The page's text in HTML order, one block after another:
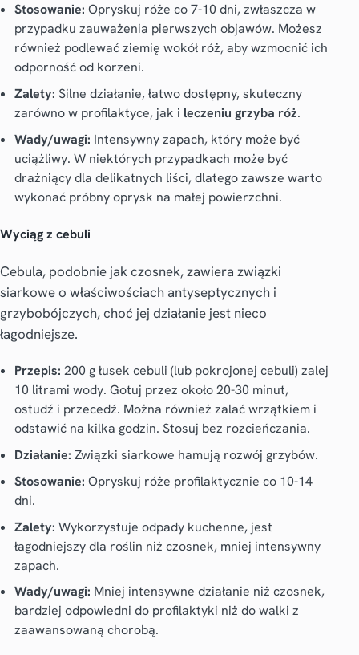
Stosowanie: Opryskuj róże co 7-10 dni, zwłaszcza w
przypadku zauważenia pierwszych objawów. Możesz
również podlewać ziemię wokół róż, aby wzmocnić ich
odporność od korzeni.
Zalety: Silne działanie, łatwo dostępny, skuteczny
zarówno w profilaktyce, jak i leczeniu grzyba róż.
Wady/uwagi: Intensywny zapach, który może być
uciążliwy. W niektórych przypadkach może być
drażniący dla delikatnych liści, dlatego zawsze warto
wykonać próbny oprysk na małej powierzchni.
Wyciąg z cebuli
Cebula, podobnie jak czosnek, zawiera związki
siarkowe o właściwościach antyseptycznych i
grzybobójczych, choć jej działanie jest nieco
łagodniejsze.
Przepis: 200 g łusek cebuli (lub pokrojonej cebuli) zalej
10 litrami wody. Gotuj przez około 20-30 minut,
ostudź i przecedź. Można również zalać wrzątkiem i
odstawić na kilka godzin. Stosuj bez rozcieńczania.
Działanie: Związki siarkowe hamują rozwój grzybów.
Stosowanie: Opryskuj róże profilaktycznie co 10-14
dni.
Zalety: Wykorzystuje odpady kuchenne, jest
łagodniejszy dla roślin niż czosnek, mniej intensywny
zapach.
Wady/uwagi: Mniej intensywne działanie niż czosnek,
bardziej odpowiedni do profilaktyki niż do walki z
zaawansowaną chorobą.